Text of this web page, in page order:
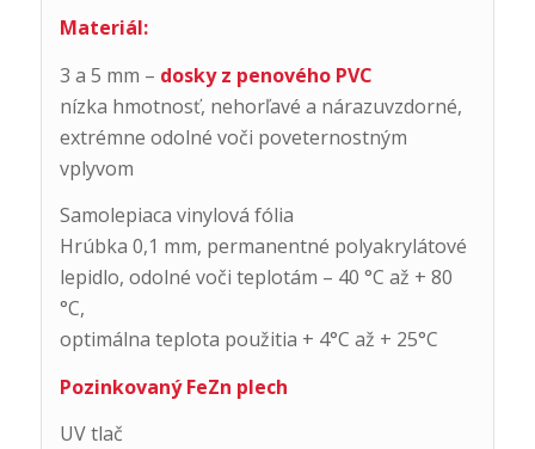
Materiál:
3 a 5 mm – dosky z penového PVC
nízka hmotnosť, nehorľavé a nárazuvzdorné,
extrémne odolné voči poveternostným
vplyvom
Samolepiaca vinylová fólia
Hrúbka 0,1 mm, permanentné polyakrylátové
lepidlo, odolné voči teplotám – 40 °C až + 80
°C,
optimálna teplota použitia + 4°C až + 25°C
Pozinkovaný FeZn plech
UV tlač